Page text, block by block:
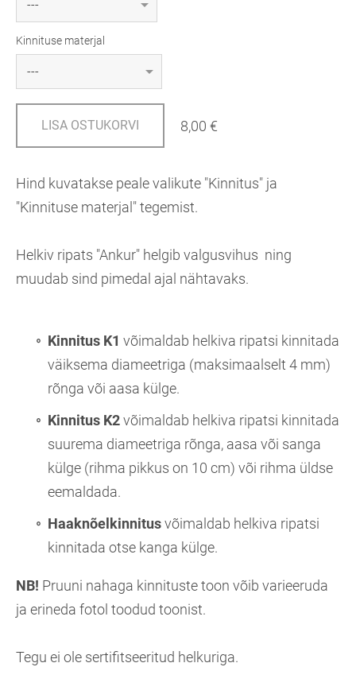
Kinnituse materjal
LISA OSTUKORVI 8,00 €
Hind kuvatakse peale valikute "Kinnitus" ja
"Kinnituse materjal" tegemist.
Helkiv ripats "Ankur" helgib valgusvihus ning
muudab sind pimedal ajal nähtavaks.
Kinnitus K1 võimaldab helkiva ripatsi kinnitada
väiksema diameetriga (maksimaalselt 4 mm)
rõnga või aasa külge.
Kinnitus K2võimaldab helkiva ripatsi kinnitada
suurema diameetriga rõnga, aasa või sanga
külge (rihma pikkus on 10 cm) või rihma üldse
eemaldada.
Haaknõelkinnitusvõimaldab helkiva ripatsi
kinnitada otse kanga külge.
NB! Pruuni nahaga kinnituste toon võib varieeruda
ja erineda fotol toodud toonist.
Tegu ei ole sertifitseeritud helkuriga.